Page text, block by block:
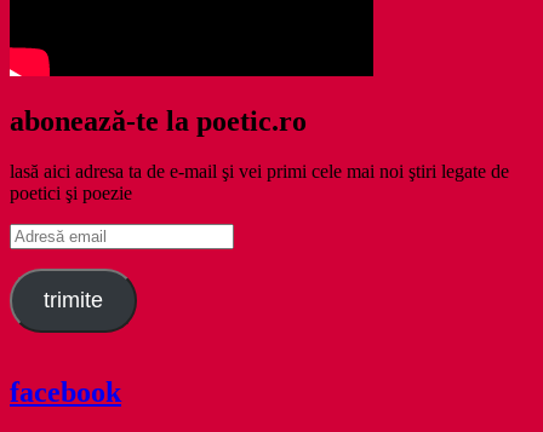
abonează-te la poetic.ro
lasă aici adresa ta de e-mail şi vei primi cele mai noi ştiri legate de
poetici şi poezie
Adresă
email
trimite
facebook